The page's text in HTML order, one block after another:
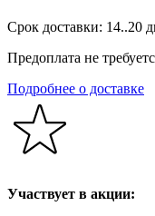
Срок доставки: 14..20
Предоплата не
Подробнее о доставке
Участвует в акции: